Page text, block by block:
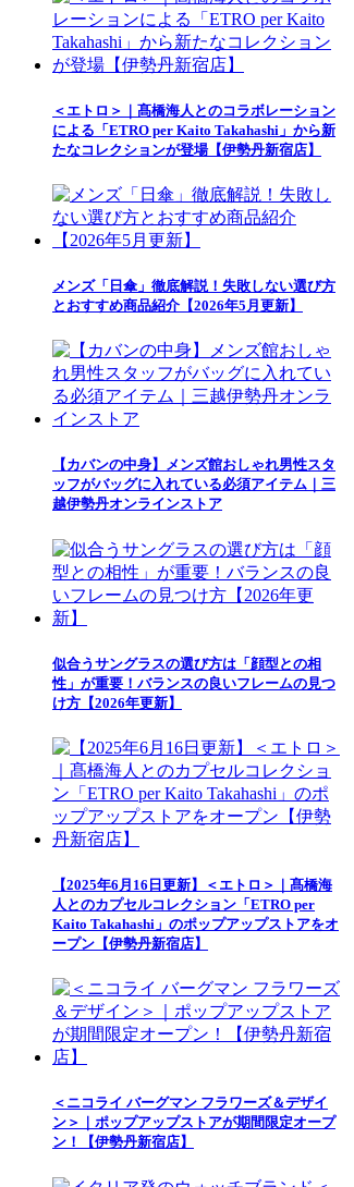
＜エトロ＞｜髙橋海人とのコラボレーション
による「ETRO per Kaito Takahashi」から新
たなコレクションが登場【伊勢丹新宿店】
メンズ「日傘」徹底解説！失敗しない選び方
とおすすめ商品紹介【2026年5月更新】
【カバンの中身】メンズ館おしゃれ男性スタ
ッフがバッグに入れている必須アイテム｜三
越伊勢丹オンラインストア
似合うサングラスの選び方は「顔型との相
性」が重要！バランスの良いフレームの見つ
け方【2026年更新】
【2025年6月16日更新】＜エトロ＞｜髙橋海
人とのカプセルコレクション「ETRO per
Kaito Takahashi」のポップアップストアをオ
ープン【伊勢丹新宿店】
＜ニコライ バーグマン フラワーズ＆デザイ
ン＞｜ポップアップストアが期間限定オープ
ン！【伊勢丹新宿店】